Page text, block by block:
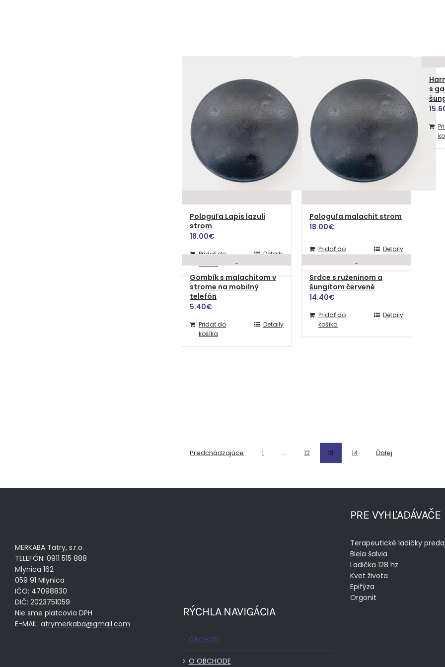
Pologuľa Lapis lazuli
strom
18.00€
Pridať do
Detaily
Pologuľa malachit strom
18.00€
Pridať do
Detaily
s
Gombík s malachitom v
strome na mobilný
telefón
5.40€
Pridať do
košíka
Detaily
Srdce s ruženínom a
šungitom červené
14.40€
Pridať do
košíka
Detaily
Predchádzajúce 1 … 12 13 14 Ďalej
MERKABA Tatry, s.r.o.
TELEFÓN: 0911 515 888
Mlynica 162
059 91 Mlynica
IČO: 47098830
DIČ: 2023751059
Nie sme platcovia DPH
E-MAIL: atrymerkaba@gmail.com
PRE VYHĽADÁVAČE
Terapeutické ladičky
Biela šalvia
Ladička 128 hz
Kvet života
Epifýza
Orgonit
RÝCHLA NAVIGÁCIA
OBCHOD
O OBCHODE